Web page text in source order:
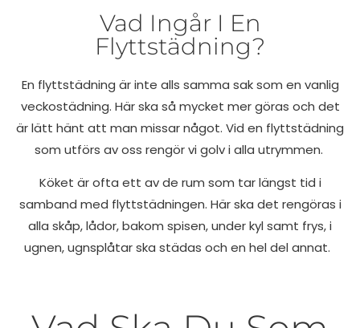
Vad Ingår I En
Flyttstädning?
En flyttstädning är inte alls samma sak som en vanlig
veckostädning. Här ska så mycket mer göras och det
är lätt hänt att man missar något. Vid en flyttstädning
som utförs av oss rengör vi golv i alla utrymmen.
Köket är ofta ett av de rum som tar längst tid i
samband med flyttstädningen. Här ska det rengöras i
alla skåp, lådor, bakom spisen, under kyl samt frys, i
ugnen, ugnsplåtar ska städas och en hel del annat.